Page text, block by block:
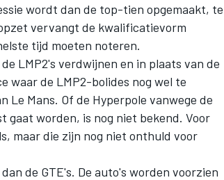
wordt dan de top-tien opgemaakt, te
vervangt de kwalificatievorm
tijd moeten noteren.
LMP2's verdwijnen en in plaats van de
waar de LMP2-bolides nog wel te
Le Mans. Of de Hyperpole vanwege de
gaat worden, is nog niet bekend. Voor
maar die zijn nog niet onthuld voor
de GTE's. De auto's worden voorzien